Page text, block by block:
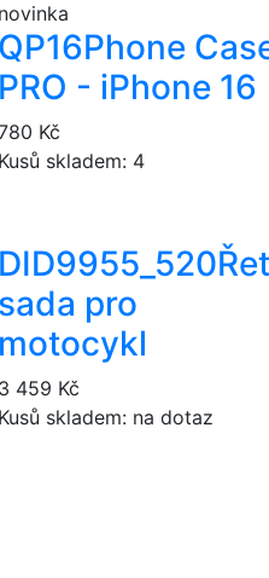
novinka
QP16Phone
PRO - iPhone 16
Kč
Kusů skladem: 4
DID9955_520
sada pro
motocykl
3 459 Kč
Kusů skladem: na dotaz